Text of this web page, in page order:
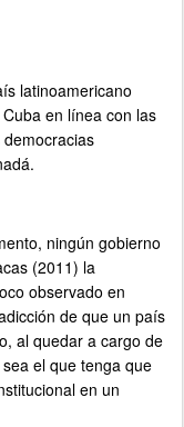
latinoamericano
en línea con las
ningún gobierno
(2011) la
observado en
de que un país
al quedar a cargo de
el que tenga que
en un